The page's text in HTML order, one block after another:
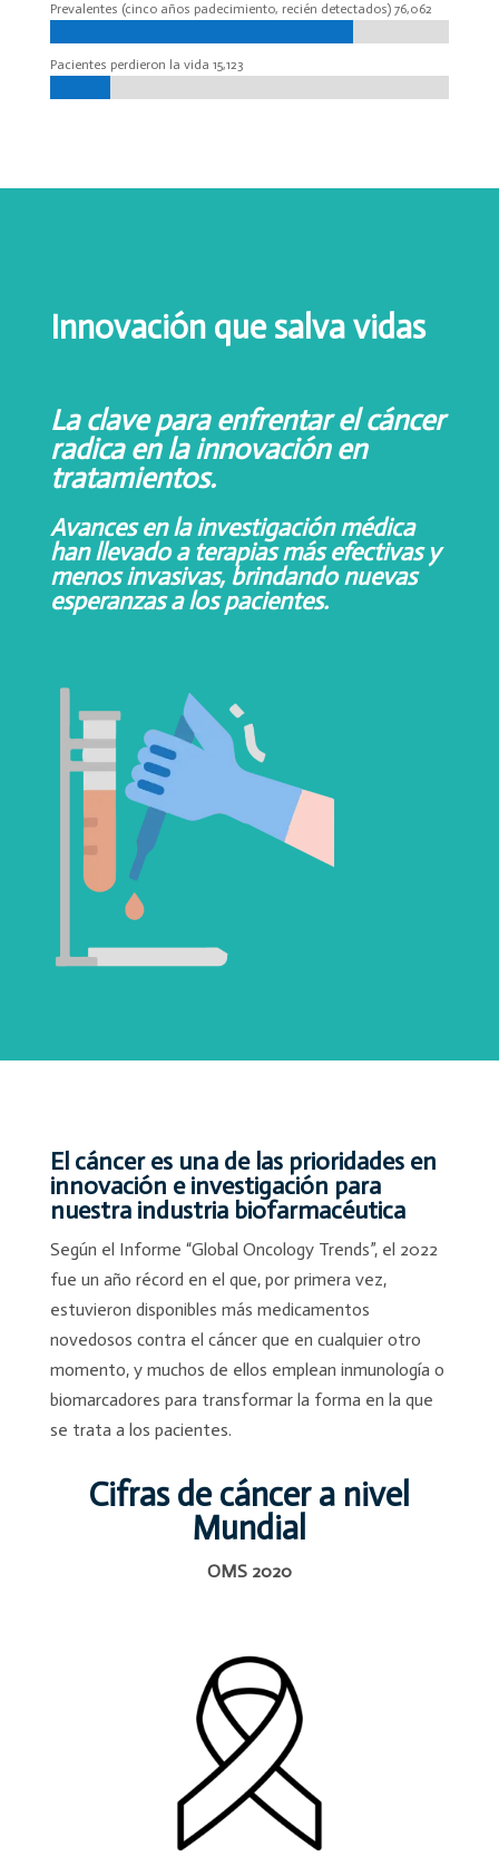
Prevalentes (cinco años padecimiento, recién detectados) 76,062
Pacientes perdieron la vida 15,123
Innovación que salva vidas
La clave para enfrentar el cáncer
radica en la innovación en
tratamientos.
Avances en la investigación médica
han llevado a terapias más efectivas y
menos invasivas, brindando nuevas
esperanzas a los pacientes.
El cáncer es una de las prioridades en
innovación e investigación para
nuestra industria biofarmacéutica
Según el Informe “Global Oncology Trends”, el 2022
fue un año récord en el que, por primera vez,
estuvieron disponibles más medicamentos
novedosos contra el cáncer que en cualquier otro
momento, y muchos de ellos emplean inmunología o
biomarcadores para transformar la forma en la que
se trata a los pacientes.
Cifras de cáncer a nivel
Mundial
OMS 2020